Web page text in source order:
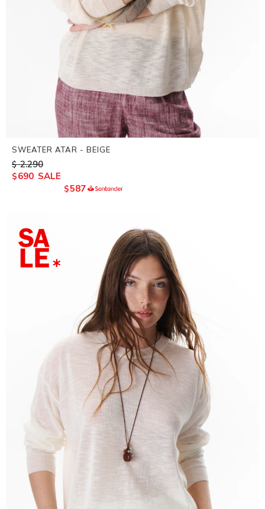
SWEATER ATAR - BEIGE
$ 2.290
$690
$587